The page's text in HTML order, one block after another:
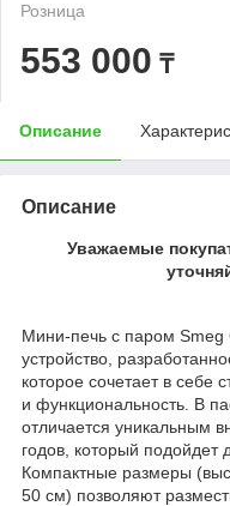
Розница
553 000 ₸
Описание
Описание
Уважаемые
Мини-печь с паром
устройство,
которое сочетает в себе
и функциональность. В
отличается уникальным
годов, который подойдет
Компактные размеры
50 см) позволяют